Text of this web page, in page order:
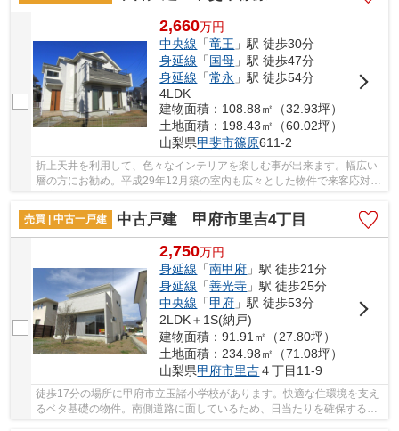
2,660万円
中央線 「竜王 」駅 徒歩30分
身延線 「国母 」駅 徒歩47分
身延線 「常永 」駅 徒歩54分
4LDK
建物面積：108.88㎡（32.93坪）
土地面積：198.43㎡（60.02坪）
山梨県甲斐市篠原611-2
折上天井を利用して、色々なインテリアを楽しむ事が出来ます。幅広い
層の方にお勧め。平成29年12月築の室内も広々とした物件で来客応対に
売買 | 中古一戸建
中古戸建 甲府市里吉4丁目
2,750万円
身延線 「南甲府 」駅 徒歩21分
身延線 「善光寺 」駅 徒歩25分
中央線 「甲府 」駅 徒歩53分
2LDK＋1S(納戸)
建物面積：91.91㎡（27.80坪）
土地面積：234.98㎡（71.08坪）
山梨県甲府市里吉４丁目11-9
徒歩17分の場所に甲府市立玉諸小学校があります。快適な住環境を支え
るベタ基礎の物件。南側道路に面しているため、日当たりを確保する事
が出来ます。こちらは中古一戸建ての物件です...